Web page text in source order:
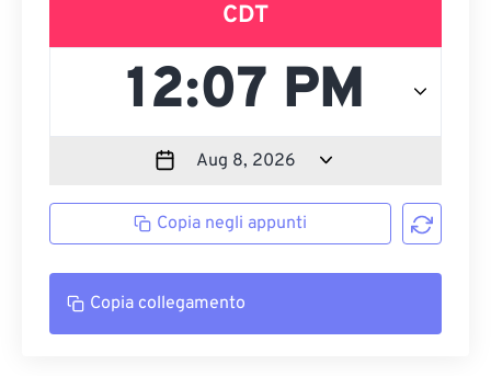
CDT
Copia negli appunti
Copia collegamento